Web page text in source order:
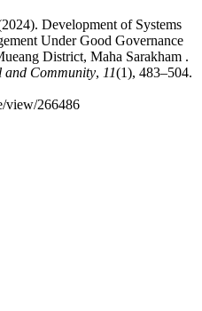
Development of Systems
Under Good Governance
District, Maha Sarakham .
and Community, 11(1), 483–504.
view/266486